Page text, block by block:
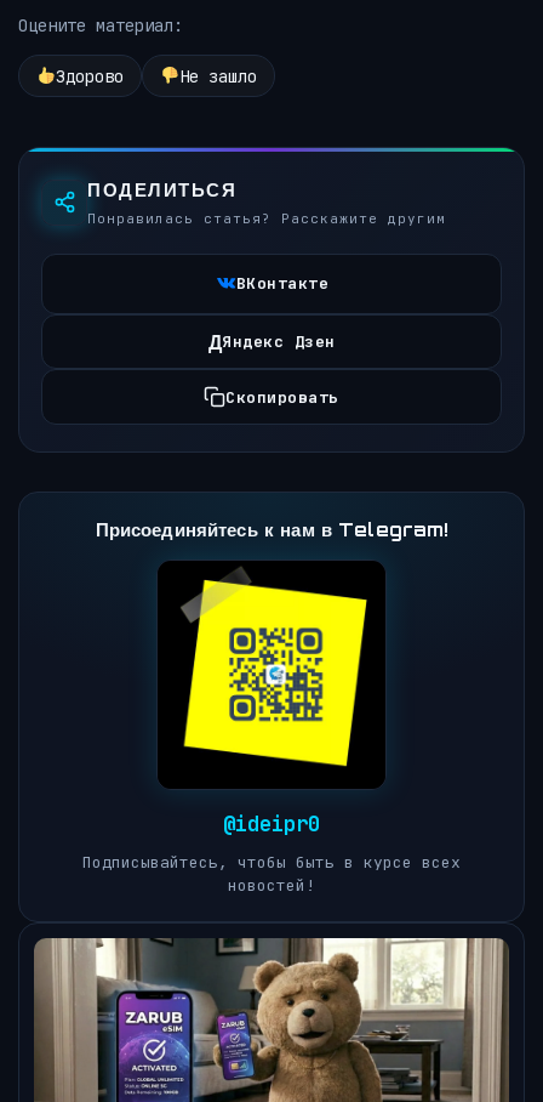
Оцените материал:
Здорово Не зашло
ПОДЕЛИТЬСЯ
Понравилась статья? Расскажите другим
ВКонтакте
ДЯндекс Дзен
Скопировать
Присоединяйтесь к нам в Telegram!
@ideipr0
Подписывайтесь, чтобы быть в курсе всех
новостей!